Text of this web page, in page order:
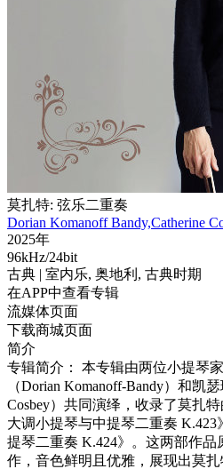
莫扎特: 弦乐二重奏
Dorian Komanoff Bandy,Catherine
2025年
96kHz/24bit
古典 | 室内乐, 奥地利, 古典时期
在APP中查看专辑
流媒体页面
下载商城页面
简介
专辑简介： 本专辑由两位小提琴
（Dorian Komanoff-Bandy）和凯
Cosbey）共同演绎，收录了莫扎
大调小提琴与中提琴二重奏
提琴二重奏 K.424》。这两部作
作，音色鲜明且优雅，展现出莫